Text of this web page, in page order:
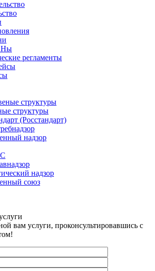
регламенты
структуры
(Росстандарт)
надзор
надзор
союз
вам услуги, проконсультировавшись с